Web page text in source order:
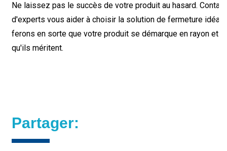
Ne laissez pas le succès de votre produit au hasard.
d'experts vous aider à choisir la solution de fermeture
ferons en sorte que votre produit se démarque en rayon et
qu'ils méritent.
Partager: